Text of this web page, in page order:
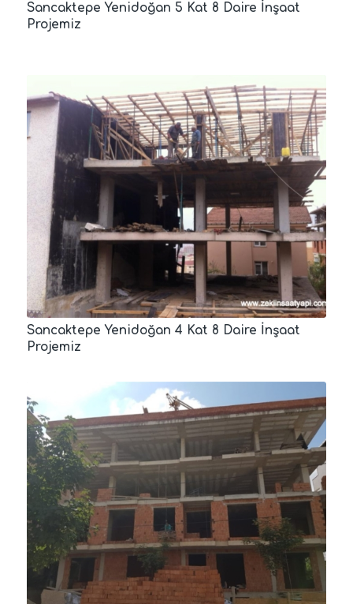
Sancaktepe Yenidoğan 5 Kat 8 Daire İnşaat
Projemiz
Sancaktepe Yenidoğan 4 Kat 8 Daire İnşaat
Projemiz